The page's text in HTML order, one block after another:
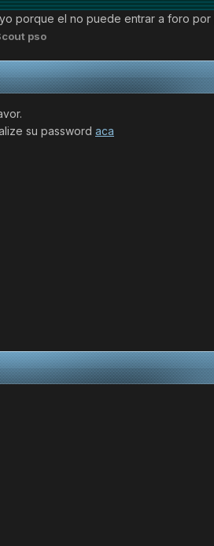
porque el no puede entrar a foro
pso
su password aca